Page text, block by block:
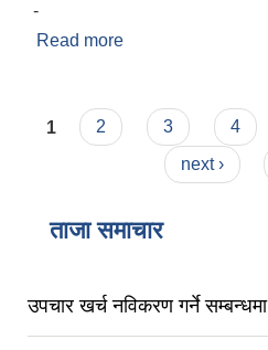
-
Read more
Pages
1 2 3 4
next ›
ताजा समाचार
उपचार खर्च नविकरण गर्ने सम्बन्धमा